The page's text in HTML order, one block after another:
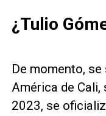
¿Tulio
De momento,
América de
2023, se